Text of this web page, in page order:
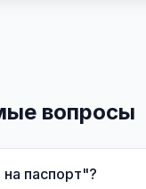
вопросы
паспорт"?